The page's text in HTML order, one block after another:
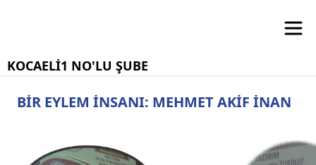
KOCAELİ1 NO'LU ŞUBE
BİR EYLEM İNSANI: MEHMET AKİF İNAN